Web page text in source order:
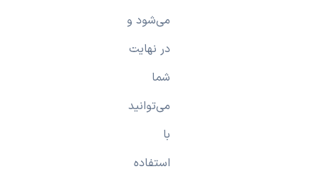
می‌شود و
در نهایت
شما
می‌توانید
با
استفاده